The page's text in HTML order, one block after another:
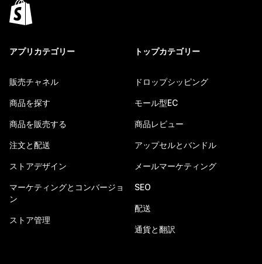
アプリカテゴリー
販売チャネル
商品を探す
商品を販売する
注文と配送
ストアデザイン
マーケティングとコンバージョ
ン
ストア管理
トップカテゴリー
ドロップシッピング
モール型EC
商品レビュー
アップセルとバンドル
メールマーケティング
SEO
配送
通貨と翻訳